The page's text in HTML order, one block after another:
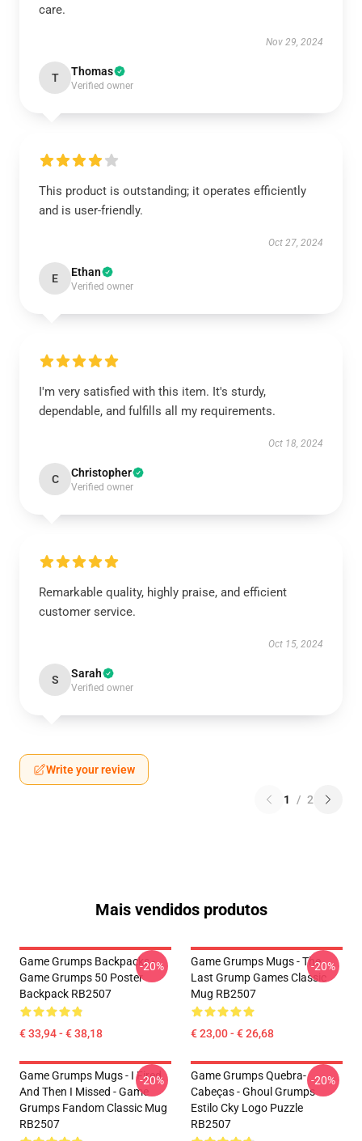
care.
Nov 29, 2024
T Thomas
Verified owner
This product is outstanding; it operates efficiently
and is user-friendly.
Oct 27, 2024
E Ethan
Verified owner
I'm very satisfied with this item. It's sturdy,
dependable, and fulfills all my requirements.
Oct 18, 2024
C Christopher
Verified owner
Remarkable quality, highly praise, and efficient
customer service.
Oct 15, 2024
S Sarah
Verified owner
Write your review
1 / 2
Mais vendidos produtos
Game Grumps Backpacks -
Game Grumps 50 Poster
Backpack RB2507
€ 33,94 - € 38,18
-20%
Game Grumps Mugs - The
Last Grump Games Classic
Mug RB2507
€ 23,00 - € 26,68
-20%
Game Grumps Mugs - I Fired
And Then I Missed - Game
Grumps Fandom Classic Mug
RB2507
-20%
Game Grumps Quebra-
Cabeças - Ghoul Grumps
Estilo Cky Logo Puzzle
RB2507
-20%